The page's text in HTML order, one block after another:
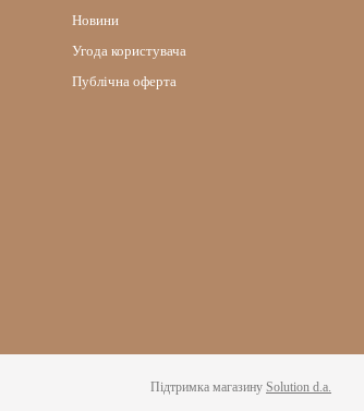
Підтримка магазину Solution d.a.
Новини
Угода користувача
Публічна оферта